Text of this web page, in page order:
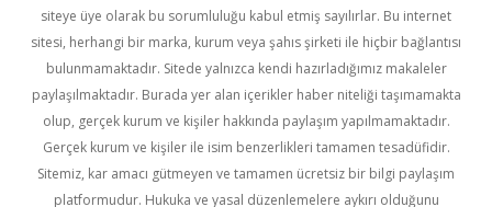
siteye üye olarak bu sorumluluğu kabul etmiş sayılırlar. Bu internet
sitesi, herhangi bir marka, kurum veya şahıs şirketi ile hiçbir bağlantısı
bulunmamaktadır. Sitede yalnızca kendi hazırladığımız makaleler
paylaşılmaktadır. Burada yer alan içerikler haber niteliği taşımamakta
olup, gerçek kurum ve kişiler hakkında paylaşım yapılmamaktadır.
Gerçek kurum ve kişiler ile isim benzerlikleri tamamen tesadüfidir.
Sitemiz, kar amacı gütmeyen ve tamamen ücretsiz bir bilgi paylaşım
platformudur. Hukuka ve yasal düzenlemelere aykırı olduğunu